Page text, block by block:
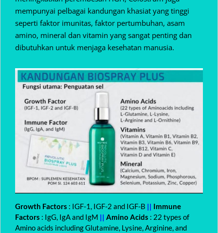
mempunyai pelbagai kandungan khasiat yang tinggi
seperti faktor imunitas, faktor pertumbuhan, asam
amino, mineral dan vitamin yang sangat penting dan
dibutuhkan untuk menjaga kesehatan manusia.
Growth Factors : IGF-1, IGF-2 and IGF-B || Immune
Factors : IgG, IgA and IgM || Amino Acids : 22 types of
Amino acids including Glutamine, Lysine, Arginine, and